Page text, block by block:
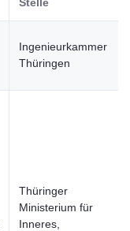
Ingenieurkammer
Thüringen
Thüringer
Ministerium für
Inneres,